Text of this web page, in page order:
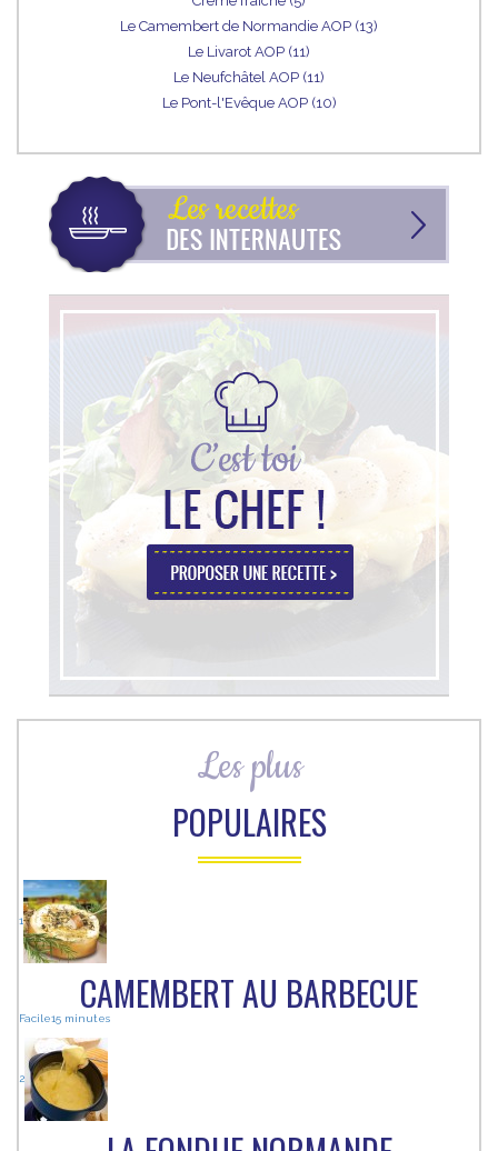
Le Camembert de Normandie AOP (13)
Le Livarot AOP (11)
Le Neufchâtel AOP (11)
Le Pont-l'Evêque AOP (10)
Les plus
POPULAIRES
1
CAMEMBERT AU BARBECUE
Facile15 minutes
2